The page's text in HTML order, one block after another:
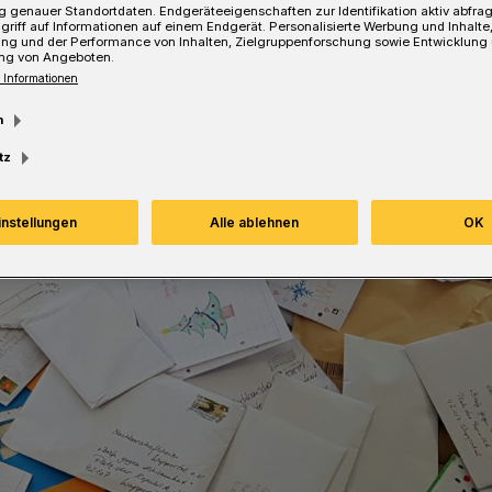
genauer Standortdaten. Endgeräteeigenschaften zur Identifikation aktiv
auf Informationen auf einem Endgerät. Personalisierte Werbung und
und der Performance von Inhalten, Zielgruppenforschung sowie Entwicklung
von Angeboten.
Alle ablehnen OK